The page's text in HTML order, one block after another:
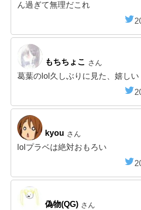
ん過ぎて無理だこれ
もちちょこ さん
葛葉のlol久しぶりに見た、嬉しい
kyou さん
lolプラベは絶対おもろい
偽物(QG) さん